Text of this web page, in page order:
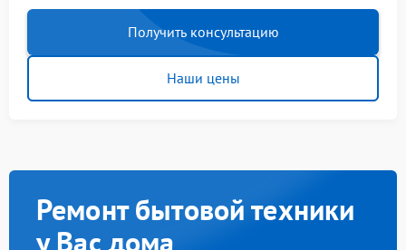
Получить консультацию
Наши цены
Ремонт бытовой техники
у Вас дома